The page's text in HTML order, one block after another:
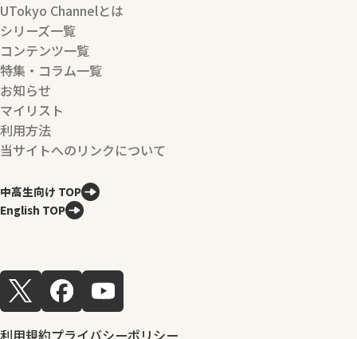
UTokyo Channelとは
シリーズ一覧
コンテンツ一覧
特集・コラム一覧
お知らせ
マイリスト
利用方法
当サイトへのリンクについて
中高生向け TOP
English TOP
利用規約プライバシーポリシー